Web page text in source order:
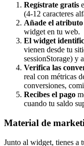
Regístrate gratis
(4-12 caracteres
Añade el atributo
widget en tu web.
El widget
vienen desde tu
sessionStorage) y
Verifica las
real con métricas
conversiones,
Recibes el pago
cuando tu saldo
Material de
Junto al widget, tienes a